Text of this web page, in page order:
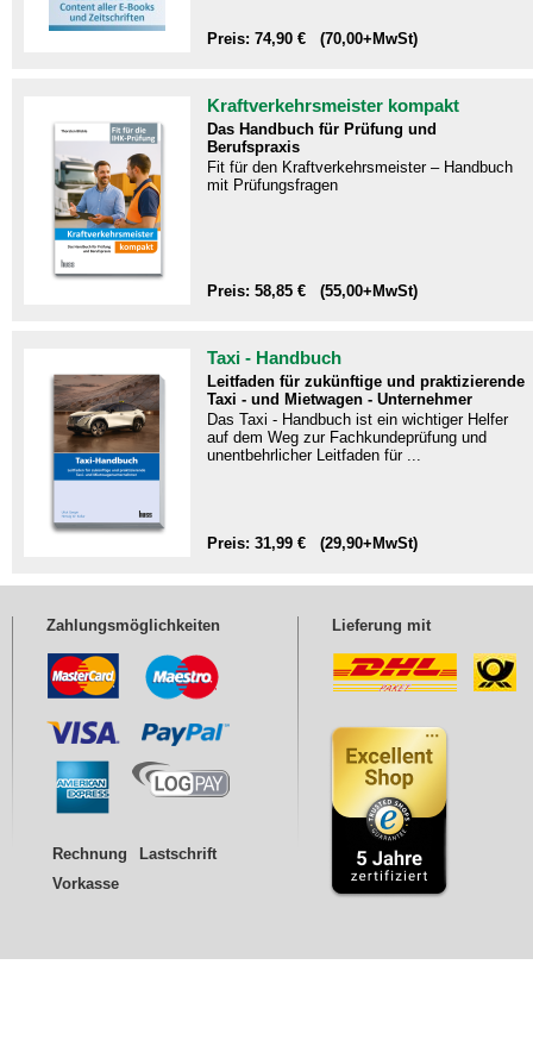
Preis: 74,90 € (70,00+MwSt)
Kraftverkehrsmeister kompakt
Das Handbuch für Prüfung und
Berufspraxis
Fit für den Kraftverkehrsmeister – Handbuch
mit Prüfungsfragen​
Preis: 58,85 € (55,00+MwSt)
Taxi - Handbuch
Leitfaden für zukünftige und praktizierende
Taxi - und Mietwagen - Unternehmer
Das Taxi - Handbuch ist ein wichtiger Helfer
auf dem Weg zur Fachkundeprüfung und
unentbehrlicher Leitfaden für ...
Preis: 31,99 € (29,90+MwSt)
Zahlungsmöglichkeiten
Rechnung
Lastschrift
Vorkasse
Lieferung mit